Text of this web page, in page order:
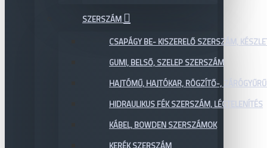
SZERSZÁM
CSAPÁGY BE- KISZERELŐ SZERSZÁM,
GUMI, BELSŐ, SZELEP SZERSZÁM
HAJTÓMŰ, HAJTÓKAR, RÖGZÍTŐ-,
HIDRAULIKUS FÉK SZERSZÁM, LÉGTELENÍTÉS
KÁBEL, BOWDEN SZERSZÁMOK
KERÉK SZERSZÁM